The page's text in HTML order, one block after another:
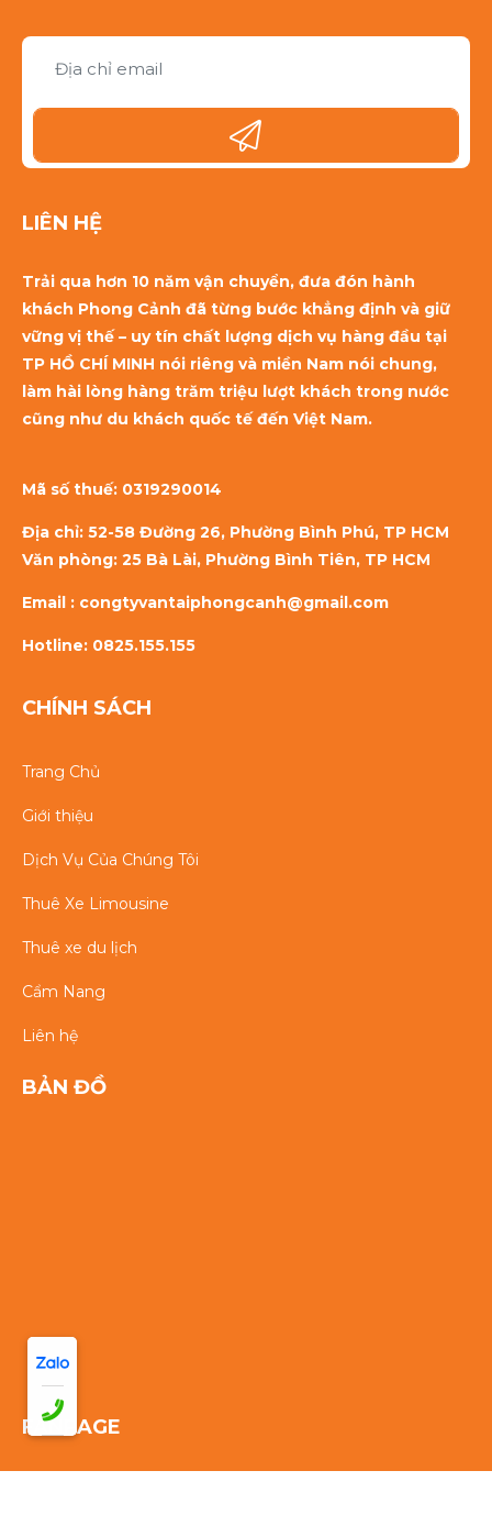
LIÊN HỆ
Trải qua hơn 10 năm vận chuyển, đưa đón hành
khách Phong Cảnh đã từng bước khẳng định và giữ
vững vị thế – uy tín chất lượng dịch vụ hàng đầu tại
TP HỒ CHÍ MINH nói riêng và miền Nam nói chung,
làm hài lòng hàng trăm triệu lượt khách trong nước
cũng như du khách quốc tế đến Việt Nam.
Mã số thuế: 0319290014
Địa chỉ: 52-58 Đường 26, Phường Bình Phú, TP HCM
Văn phòng: 25 Bà Lài, Phường Bình Tiên, TP HCM
Email : congtyvantaiphongcanh@gmail.com
Hotline: 0825.155.155
CHÍNH SÁCH
Trang Chủ
Giới thiệu
Dịch Vụ Của Chúng Tôi
Thuê Xe Limousine
Thuê xe du lịch
Cẩm Nang
Liên hệ
BẢN ĐỒ
FANPAGE